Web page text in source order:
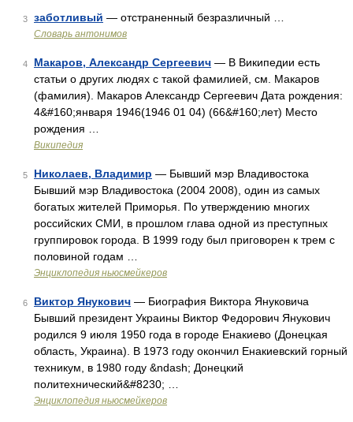
3 заботливый — отстраненный безразличный …
Словарь антонимов
4 Макаров, Александр Сергеевич — В Википедии есть
статьи о других людях с такой фамилией, см. Макаров
(фамилия). Макаров Александр Сергеевич Дата рождения:
4&#160;января 1946(1946 01 04) (66&#160;лет) Место
рождения …
Википедия
5 Николаев, Владимир — Бывший мэр Владивостока
Бывший мэр Владивостока (2004 2008), один из самых
богатых жителей Приморья. По утверждению многих
российских СМИ, в прошлом глава одной из преступных
группировок города. В 1999 году был приговорен к трем с
половиной годам …
Энциклопедия ньюсмейкеров
6 Виктор Янукович — Биография Виктора Януковича
Бывший президент Украины Виктор Федорович Янукович
родился 9 июля 1950 года в городе Енакиево (Донецкая
область, Украина). В 1973 году окончил Енакиевский горный
техникум, в 1980 году &ndash; Донецкий
политехнический&#8230; …
Энциклопедия ньюсмейкеров